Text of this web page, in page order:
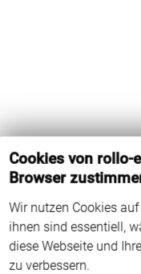
Das Holz-Dachfenster
Flügelinnenmaße 613
seit 2013 hergestellt.
Cookies von rollo-
Browser
Wir nutzen Cookies
ihnen sind essentiell,
diese Webseite und
zu verbessern.